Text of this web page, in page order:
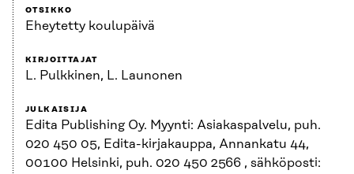
OTSIKKO
Eheytetty koulupäivä
KIRJOITTAJAT
L. Pulkkinen, L. Launonen
JULKAISIJA
Edita Publishing Oy. Myynti: Asiakaspalvelu, puh.
020 450 05, Edita-kirjakauppa, Annankatu 44,
00100 Helsinki, puh. 020 450 2566 , sähköposti: